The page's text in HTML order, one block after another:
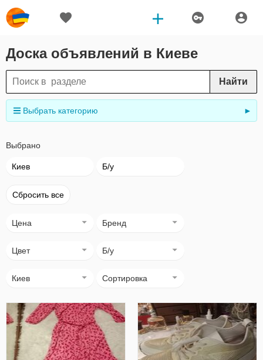
Доска объявлений в Киеве
Найти
Выбрать категорию ►
Выбрано
Киев Б/у
Сбросить все
Цена Бренд
Цвет Б/у
Киев Сортировка